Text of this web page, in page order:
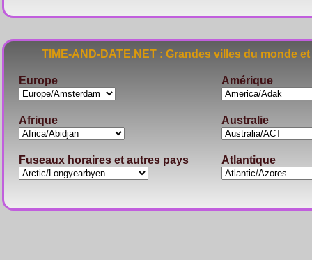
TIME-AND-DATE.NET : Grandes villes du
Europe Amérique
Afrique Australie
Fuseaux horaires et autres pays Atlantique